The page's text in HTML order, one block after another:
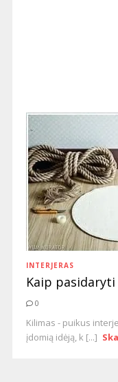
INTERJERAS
Kaip
0
Kilimas - puikus
įdomią idėją, k [...]